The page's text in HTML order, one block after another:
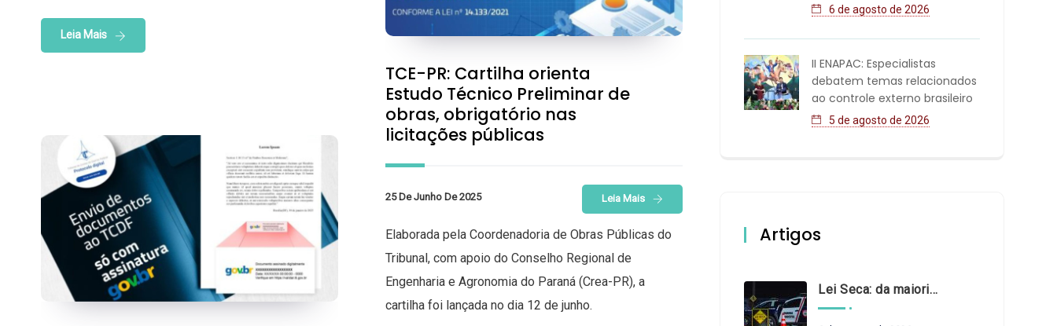
Leia Mais
TCE-PR: Cartilha orienta
Estudo Técnico Preliminar de
obras, obrigatório nas
licitações públicas
25 De Junho De 2025 Leia Mais
Elaborada pela Coordenadoria de Obras Públicas do
Tribunal, com apoio do Conselho Regional de
Engenharia e Agronomia do Paraná (Crea-PR), a
cartilha foi lançada no dia 12 de junho.
6 de agosto de 2026
II ENAPAC: Especialistas
debatem temas relacionados
ao controle externo brasileiro
5 de agosto de 2026
Artigos
Lei Seca: da maioridade à maturidade